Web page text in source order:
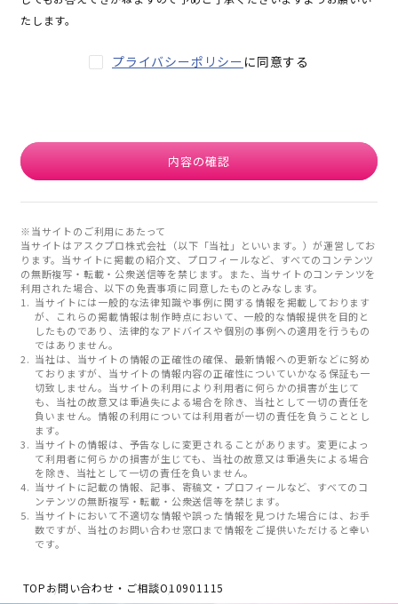
たします。
プライバシーポリシー に同意する
内容の確認
※当サイトのご利用にあたって
当サイトはアスクプロ株式会社（以下「当社」といいます。）が運営してお
ります。当サイトに掲載の紹介文、プロフィールなど、すべてのコンテンツ
の無断複写・転載・公衆送信等を禁じます。また、当サイトのコンテンツを
利用された場合、以下の免責事項に同意したものとみなします。
当サイトには一般的な法律知識や事例に関する情報を掲載しております
が、これらの掲載情報は制作時点において、一般的な情報提供を目的と
したものであり、法律的なアドバイスや個別の事例への適用を行うもの
ではありません。
当社は、当サイトの情報の正確性の確保、最新情報への更新などに努め
ておりますが、当サイトの情報内容の正確性についていかなる保証も一
切致しません。当サイトの利用により利用者に何らかの損害が生じて
も、当社の故意又は重過失による場合を除き、当社として一切の責任を
負いません。情報の利用については利用者が一切の責任を負うこととし
ます。
当サイトの情報は、予告なしに変更されることがあります。変更によっ
て利用者に何らかの損害が生じても、当社の故意又は重過失による場合
を除き、当社として一切の責任を負いません。
当サイトに記載の情報、記事、寄稿文・プロフィールなど、すべてのコ
ンテンツの無断複写・転載・公衆送信等を禁じます。
当サイトにおいて不適切な情報や誤った情報を見つけた場合には、お手
数ですが、当社のお問い合わせ窓口まで情報をご提供いただけると幸い
です。
TOPお問い合わせ・ご相談O10901115